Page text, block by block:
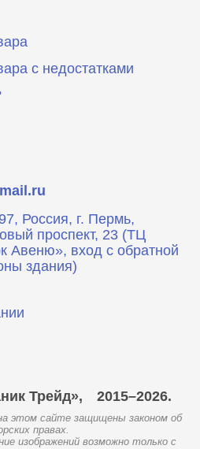
с недостатками
Россия, г. Пермь,
проспект, 23 (ТЦ
Авеню», вход с обратной
здания)
Трейд», 2015–2026.
этом сайте защищены законом об
правах.
изображений возможно только с